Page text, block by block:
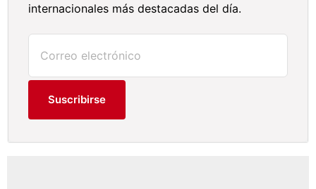
internacionales más destacadas del día.
Suscribirse